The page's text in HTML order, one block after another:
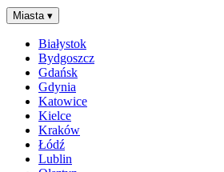
Miasta ▾
Białystok
Bydgoszcz
Gdańsk
Gdynia
Katowice
Kielce
Kraków
Łódź
Lublin